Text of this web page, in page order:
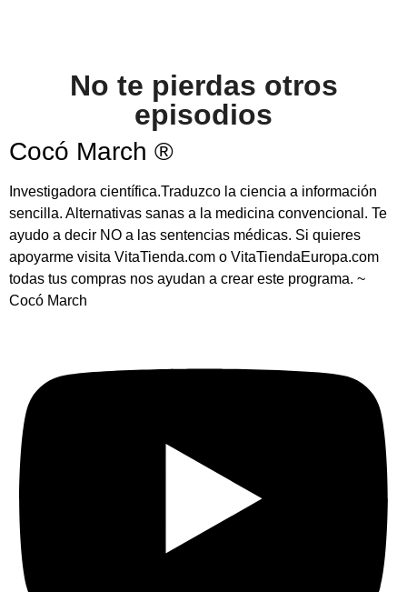
No te pierdas otros
episodios
Cocó March ®
Investigadora científica.Traduzco la ciencia a información
sencilla. Alternativas sanas a la medicina convencional. Te
ayudo a decir NO a las sentencias médicas. Si quieres
apoyarme visita VitaTienda.com o VitaTiendaEuropa.com
todas tus compras nos ayudan a crear este programa. ~
Cocó March